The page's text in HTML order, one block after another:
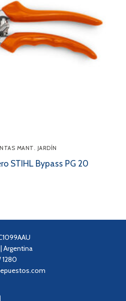
MANT. JARDÍN
STIHL Bypass PG 20
Argentina
1280